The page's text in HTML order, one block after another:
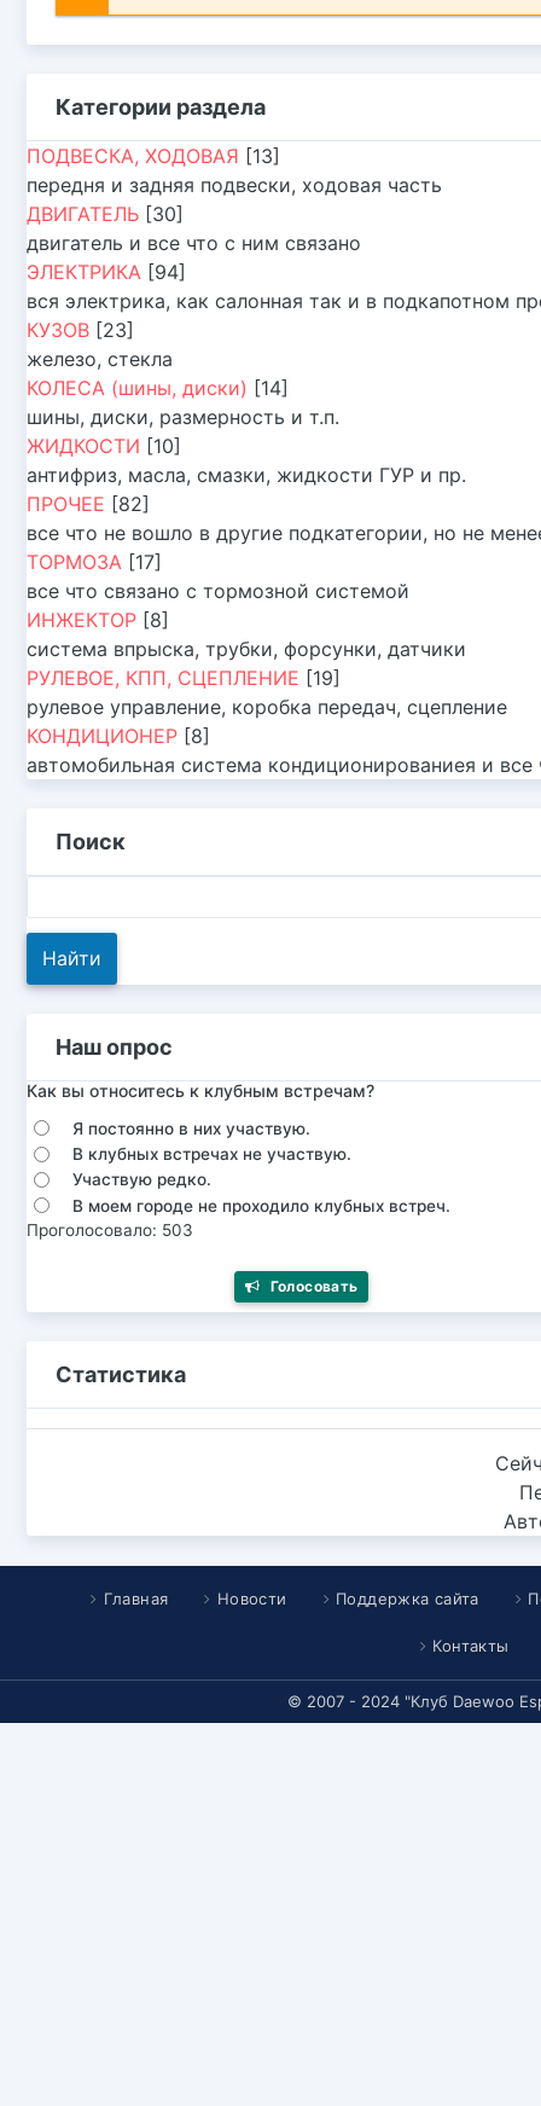
Категории раздела
ПОДВЕСКА, ХОДОВАЯ [13]
передня и задняя подвески, ходовая часть
ДВИГАТЕЛЬ [30]
двигатель и все что с ним связано
ЭЛЕКТРИКА [94]
вся электрика, как салонная так и в подкапотном
КУЗОВ [23]
железо, стекла
КОЛЕСА (шины, диски) [14]
шины, диски, размерность и т.п.
ЖИДКОСТИ [10]
антифриз, масла, смазки, жидкости ГУР и пр.
ПРОЧЕЕ [82]
все что не вошло в другие подкатегории, но не
ТОРМОЗА [17]
все что связано с тормозной системой
ИНЖЕКТОР [8]
система впрыска, трубки, форсунки, датчики
РУЛЕВОЕ, КПП, СЦЕПЛЕНИЕ [19]
рулевое управление, коробка передач, сцепление
КОНДИЦИОНЕР [8]
автомобильная система кондиционированиея и все
Поиск
Наш опрос
Как вы относитесь к клубным встречам?
Я постоянно в них участвую.
В клубных встречах не участвую.
Участвую редко.
В моем городе не проходило клубных встреч.
Проголосовало: 503
Голосовать
Статистика
Главная Новости Поддержка сайта
Контакты
© 2007 - 2024 "Клуб Daewoo